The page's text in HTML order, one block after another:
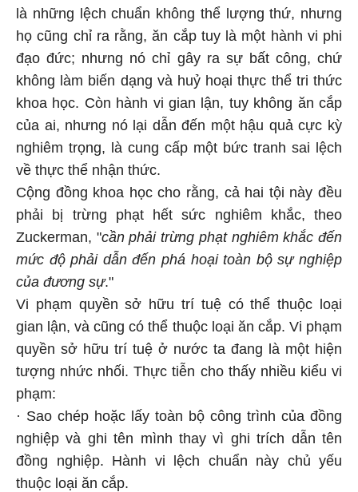
là những lệch chuẩn không thể lượng thứ, nhưng
họ cũng chỉ ra rằng, ăn cắp tuy là một hành vi phi
đạo đức; nhưng nó chỉ gây ra sự bất công, chứ
không làm biến dạng và huỷ hoại thực thể tri thức
khoa học. Còn hành vi gian lận, tuy không ăn cắp
của ai, nhưng nó lại dẫn đến một hậu quả cực kỳ
nghiêm trọng, là cung cấp một bức tranh sai lệch
về thực thể nhận thức.
Cộng đồng khoa học cho rằng, cả hai tội này đều
phải bị trừng phạt hết sức nghiêm khắc, theo
Zuckerman, "cần phải trừng phạt nghiêm khắc đến
mức độ phải dẫn đến phá hoại toàn bộ sự nghiệp
của đương sự."
Vi phạm quyền sở hữu trí tuệ có thể thuộc loại
gian lận, và cũng có thể thuộc loại ăn cắp. Vi phạm
quyền sở hữu trí tuệ ở nước ta đang là một hiện
tượng nhức nhối. Thực tiễn cho thấy nhiều kiểu vi
phạm:
· Sao chép hoặc lấy toàn bộ công trình của đồng
nghiệp và ghi tên mình thay vì ghi trích dẫn tên
đồng nghiệp. Hành vi lệch chuẩn này chủ yếu
thuộc loại ăn cắp.